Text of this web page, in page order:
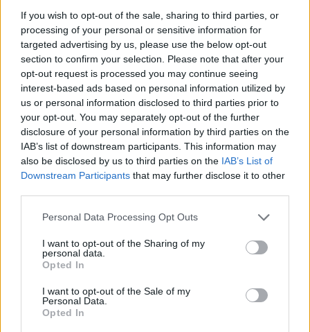
If you wish to opt-out of the sale, sharing to third parties, or
processing of your personal or sensitive information for
targeted advertising by us, please use the below opt-out
section to confirm your selection. Please note that after your
opt-out request is processed you may continue seeing
interest-based ads based on personal information utilized by
us or personal information disclosed to third parties prior to
your opt-out. You may separately opt-out of the further
disclosure of your personal information by third parties on the
IAB’s list of downstream participants. This information may
also be disclosed by us to third parties on the IAB’s List of
Downstream Participants that may further disclose it to other
Personal Data Processing Opt Outs
I want to opt-out of the Sharing of my
personal data.
Opted In
I want to opt-out of the Sale of my
Personal Data.
Opted In
Bonus Malus
Presenze a
voto
Quotazioni